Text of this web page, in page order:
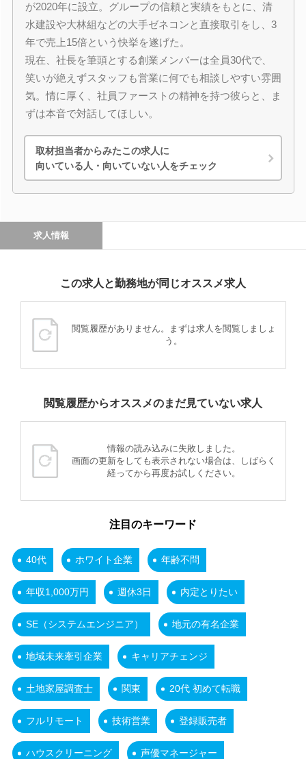
が2020年に設立。グループの信頼と実績をもとに、清
水建設や大林組などの大手ゼネコンと直接取引をし、3
年で売上15倍という快挙を遂げた。
現在、社長を筆頭とする創業メンバーは全員30代で、
笑いが絶えずスタッフも営業に何でも相談しやすい雰囲
気。情に厚く、社員ファーストの精神を持つ彼らと、ま
ずは本音で対話してほしい。
取材担当者からみたこの求人に
向いている人・向いていない人をチェック
求人情報
この求人と勤務地が同じオススメ求人
閲覧履歴がありません。まずは求人を閲覧しましょ
う。
閲覧履歴からオススメのまだ見ていない求人
情報の読み込みに失敗しました。
画面の更新をしても表示されない場合は、しばらく
経ってから再度お試しください。
注目のキーワード
40代 ホワイト企業 年齢不問
年収1,000万円 週休3日 内定とりたい
SE（システムエンジニア） 地元の有名企業
地域未来牽引企業 キャリアチェンジ
土地家屋調査士 関東 20代 初めて転職
フルリモート 技術営業 登録販売者
ハウスクリーニング 声優マネージャー